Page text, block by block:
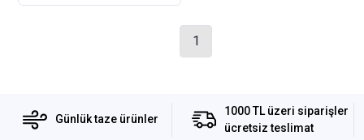
1
Günlük taze ürünler
1000 TL üzeri siparişler
ücretsiz teslimat